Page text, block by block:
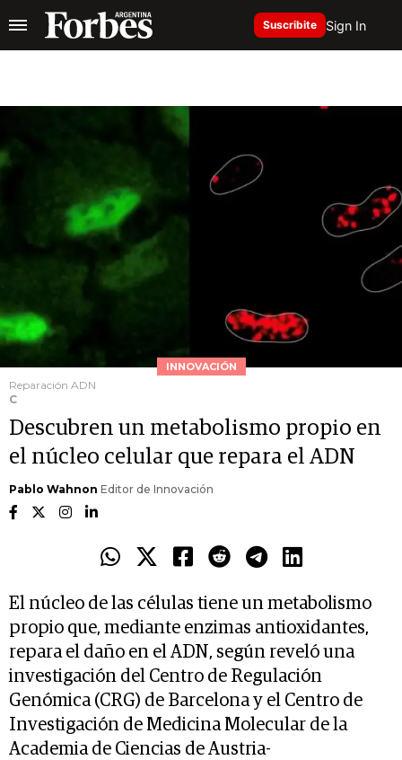
Suscribite Sign In
INNOVACIÓN
Reparación ADN
C
Descubren un metabolismo propio en
el núcleo celular que repara el ADN
Pablo Wahnon Editor de Innovación
El núcleo de las células tiene un metabolismo
propio que, mediante enzimas antioxidantes,
repara el daño en el ADN, según reveló una
investigación del Centro de Regulación
Genómica (CRG) de Barcelona y el Centro de
Investigación de Medicina Molecular de la
Academia de Ciencias de Austria-